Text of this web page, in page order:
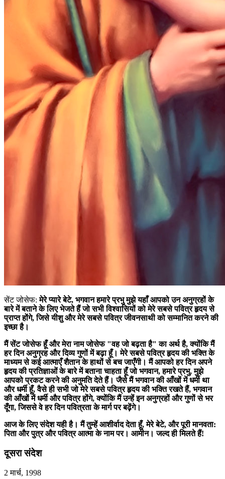
सेंट जोसेफ:मेरे प्यारे बेटे, भगवान हमारे प्रभु मुझे यहाँ आपको उन अनुग्रहों के
बारे में बताने के लिए भेजते हैं जो सभी विश्वासियों को मेरे सबसे पवित्र हृदय से
प्राप्त होंगे, जिसे यीशु और मेरे सबसे पवित्र जीवनसाथी को सम्मानित करने की
इच्छा है।
मैं सेंट जोसेफ हूँ और मेरा नाम जोसेफ "वह जो बढ़ता है" का अर्थ है, क्योंकि मैं
हर दिन अनुग्रह और दिव्य गुणों में बढ़ा हूँ। मेरे सबसे पवित्र हृदय की भक्ति के
माध्यम से कई आत्माएँ शैतान के हाथों से बच जाएँगी। मैं आपको हर दिन अपने
हृदय की प्रतिज्ञाओं के बारे में बताना चाहता हूँ जो भगवान, हमारे प्रभु, मुझे
आपको प्रकट करने की अनुमति देते हैं। जैसे मैं भगवान की आँखों में धर्मी था
और धर्मी हूँ, वैसे ही सभी जो मेरे सबसे पवित्र हृदय की भक्ति रखते हैं, भगवान
की आँखों में धर्मी और पवित्र होंगे, क्योंकि मैं उन्हें इन अनुग्रहों और गुणों से भर
दूँगा, जिससे वे हर दिन पवित्रता के मार्ग पर बढ़ेंगे।
आज के लिए संदेश यही है। मैं तुम्हें आशीर्वाद देता हूँ, मेरे बेटे, और पूरी मानवता:
पिता और पुत्र और पवित्र आत्मा के नाम पर। आमीन। जल्द ही मिलते हैं!
दूसरा संदेश
2 मार्च, 1998